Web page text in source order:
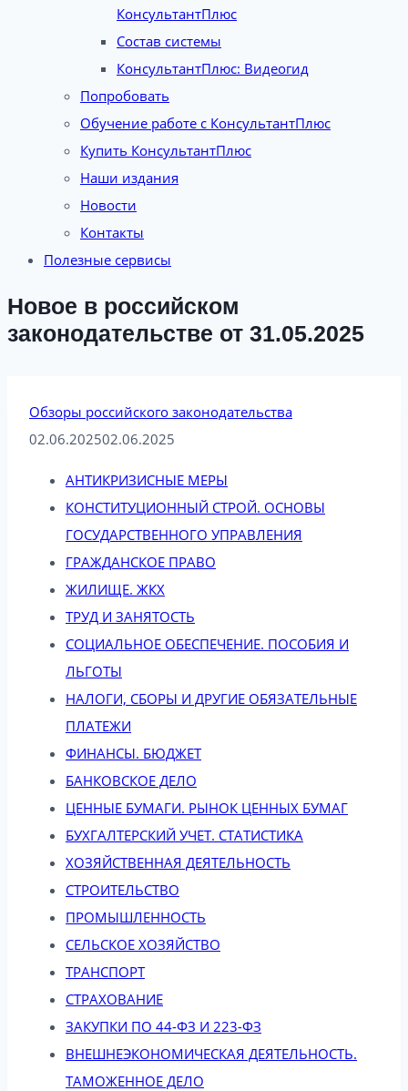
КонсультантПлюс
Состав системы
КонсультантПлюс: Видеогид
Попробовать
Обучение работе с КонсультантПлюс
Купить КонсультантПлюс
Наши издания
Новости
Контакты
Полезные сервисы
Новое в российском
законодательстве от 31.05.2025
Обзоры российского законодательства
02.06.202502.06.2025
АНТИКРИЗИСНЫЕ МЕРЫ
КОНСТИТУЦИОННЫЙ СТРОЙ. ОСНОВЫ
ГОСУДАРСТВЕННОГО УПРАВЛЕНИЯ
ГРАЖДАНСКОЕ ПРАВО
ЖИЛИЩЕ. ЖКХ
ТРУД И ЗАНЯТОСТЬ
СОЦИАЛЬНОЕ ОБЕСПЕЧЕНИЕ. ПОСОБИЯ И
ЛЬГОТЫ
НАЛОГИ, СБОРЫ И ДРУГИЕ ОБЯЗАТЕЛЬНЫЕ
ПЛАТЕЖИ
ФИНАНСЫ. БЮДЖЕТ
БАНКОВСКОЕ ДЕЛО
ЦЕННЫЕ БУМАГИ. РЫНОК ЦЕННЫХ БУМАГ
БУХГАЛТЕРСКИЙ УЧЕТ. СТАТИСТИКА
ХОЗЯЙСТВЕННАЯ ДЕЯТЕЛЬНОСТЬ
СТРОИТЕЛЬСТВО
ПРОМЫШЛЕННОСТЬ
СЕЛЬСКОЕ ХОЗЯЙСТВО
ТРАНСПОРТ
СТРАХОВАНИЕ
ЗАКУПКИ ПО 44-ФЗ И 223-ФЗ
ВНЕШНЕЭКОНОМИЧЕСКАЯ ДЕЯТЕЛЬНОСТЬ.
ТАМОЖЕННОЕ ДЕЛО